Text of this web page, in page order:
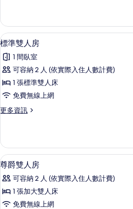
所
有
相
片
四
人
房
詳
情
顯
示
標
準
雙
房
所
有
相
片
標準
5
標準雙人房
1 間臥室
可容納 2 人 (依實際入住人數計費)
1 張標準雙人床
免費無線上網
更多資訊
更
雙
人
房
的
詳
情
顯
示
尊
爵
書桌
6
尊爵雙人房
可容納 2 人 (依實際入住人數計費)
1 張加大雙人床
免費無線上網